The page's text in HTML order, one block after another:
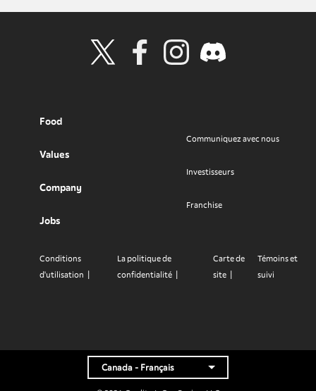
Food
Values
Company
Jobs
Communiquez avec nous
Investisseurs
Franchise
Carte de
site
Témoins et
suivi
La politique de
confidentialité
Conditions
d'utilisation
Visit Wendy's Twitter
Visit Wendy's Facebook
Visit Wendy's Instagram
Visit Wendy's Discord
Click to expand or collapse content
Canada - Français